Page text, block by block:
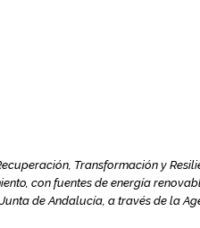
Transformación y
con fuentes de energía
de Andalucía, a través de la